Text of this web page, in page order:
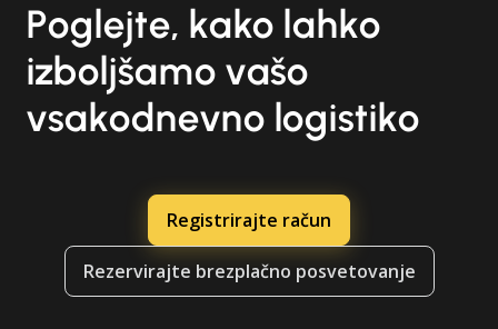
Poglejte, kako lahko
izboljšamo vašo
vsakodnevno logistiko
Registrirajte račun
Rezervirajte brezplačno posvetovanje